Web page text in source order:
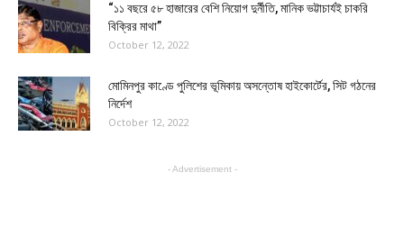
“১১ বছরে ৫৮ হাজারের বেশি নিয়োগ দুর্নীতি, মানিক ভট্টাচার্যই চাকরি
বিক্রির মাথা”
October 12, 2022
মোমিনপুর কাণ্ডে পুলিশের ভূমিকায় অসন্তোষ হাইকোর্টের, সিট গঠনের
নির্দেশ
October 12, 2022
- Advertisement -